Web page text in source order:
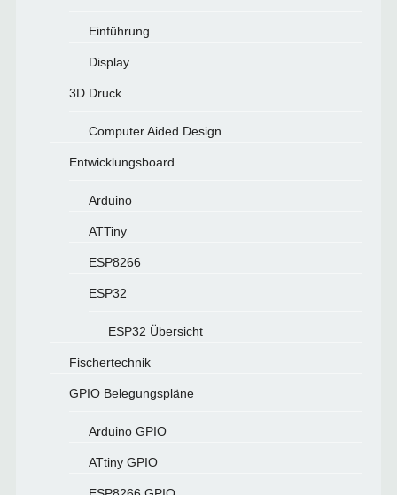
Einführung
Display
3D Druck
Computer Aided Design
Entwicklungsboard
Arduino
ATTiny
ESP8266
ESP32
ESP32 Übersicht
Fischertechnik
GPIO Belegungspläne
Arduino GPIO
ATtiny GPIO